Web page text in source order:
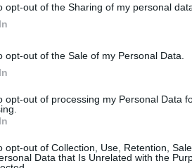
opt-out of the Sharing of my personal
opt-out of the Sale of my Personal Data.
opt-out of processing my Personal Data
opt-out of Collection, Use, Retention,
Data that Is Unrelated with the
és azt elfogadom.
hangulata – Jön a második